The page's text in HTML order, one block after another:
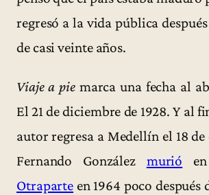
regresó a la vida pública
de casi veinte años.
Viaje a piemarca una fecha al
El 21 de diciembre de 1928. Y al
autor regresa a Medellín el 18 de
Fernando González murió
Otraparte en 1964 poco